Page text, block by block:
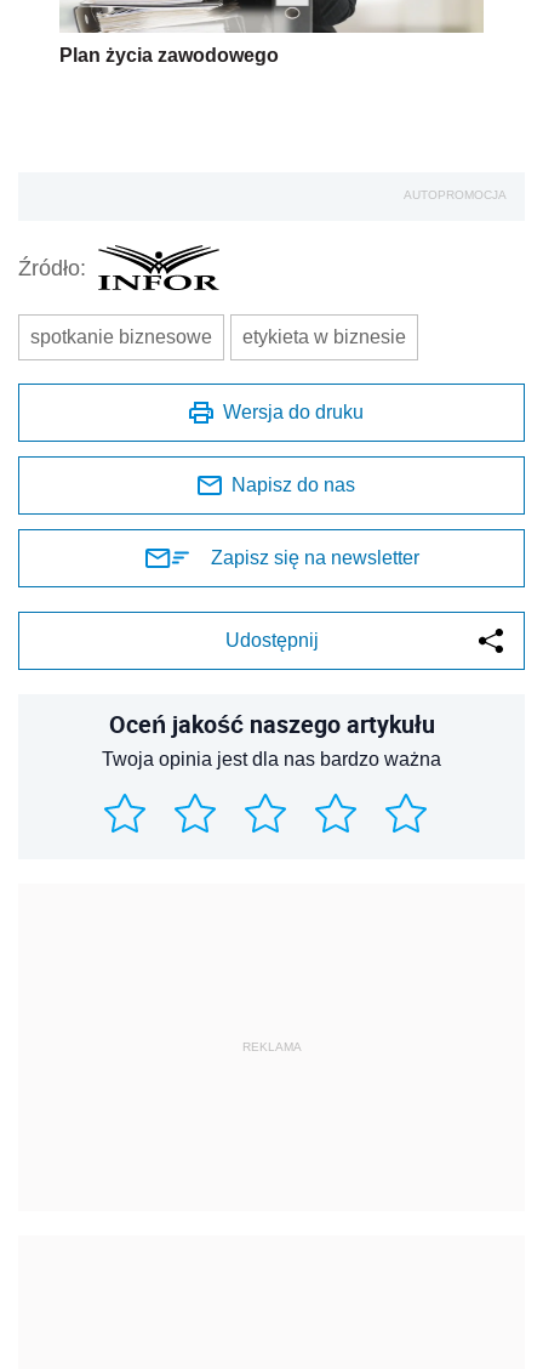
Plan życia zawodowego
AUTOPROMOCJA
Źródło:
spotkanie biznesowe etykieta w biznesie
Wersja do druku
Napisz do nas
Zapisz się na newsletter
Udostępnij
Oceń jakość naszego artykułu
Twoja opinia jest dla nas bardzo ważna
REKLAMA